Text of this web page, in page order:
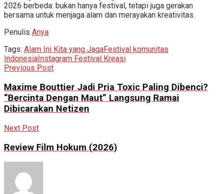
2026 berbeda: bukan hanya festival, tetapi juga gerakan
bersama untuk menjaga alam dan merayakan kreativitas.
Penulis Anya
Tags: Alam Ini Kita yang JagaFestival komunitas
Indonesia Instagram Festival Kreasi
Previous Post
Maxime Bouttier Jadi Pria Toxic Paling Dibenci?
“Bercinta Dengan Maut” Langsung Ramai
Dibicarakan Netizen
Next Post
Review Film Hokum (2026)